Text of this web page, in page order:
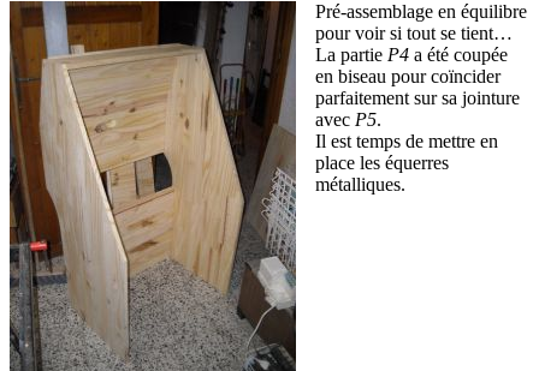
Pré-assemblage en équilibre
pour voir si tout se tient…
La partie P4 a été coupée
en biseau pour coïncider
parfaitement sur sa jointure
avec P5.
Il est temps de mettre en
place les équerres
métalliques.